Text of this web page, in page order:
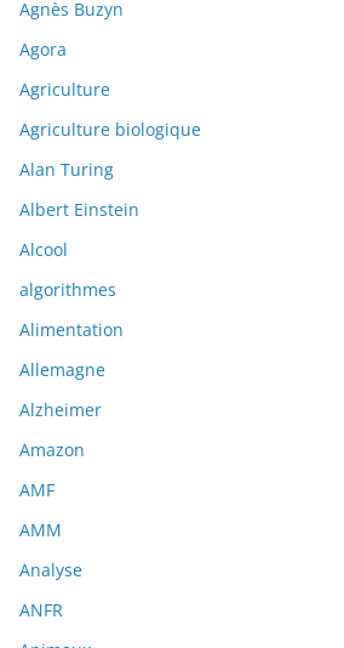
Agnès Buzyn
Agora
Agriculture
Agriculture biologique
Alan Turing
Albert Einstein
Alcool
algorithmes
Alimentation
Allemagne
Alzheimer
Amazon
AMF
AMM
Analyse
ANFR